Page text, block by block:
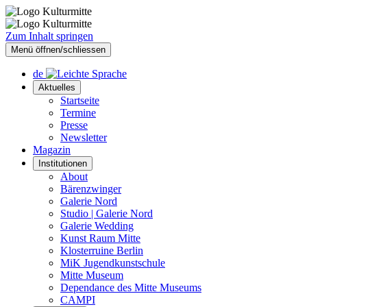
Zum Inhalt springen
Menü öffnen/schliessen
de
Aktuelles
Startseite
Termine
Presse
Newsletter
Magazin
Institutionen
About
Bärenzwinger
Galerie Nord
Studio | Galerie Nord
Galerie Wedding
Kunst Raum Mitte
Klosterruine Berlin
MiK Jugendkunstschule
Mitte Museum
Dependance des Mitte Museums
CAMPI